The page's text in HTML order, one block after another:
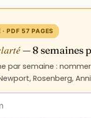
· PDF 57 PAGES
— 8 semaines
par semaine :
Rosenberg,